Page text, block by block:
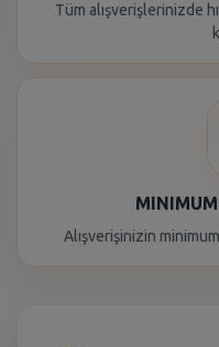
Tüm alışverişlerinizde
MINIMUM
Alışverişinizin